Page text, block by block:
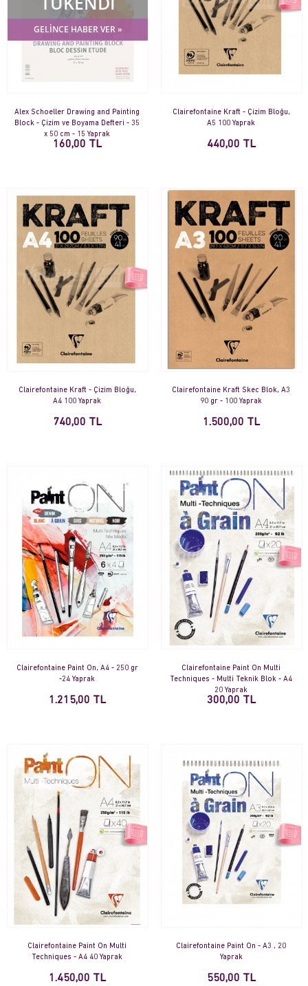
GELİNCE HABER VER »
Alex Schoeller Drawing and Painting
Block - Çizim ve Boyama Defteri - 35
x 50 cm - 15 Yaprak
160,00 TL
Clairefontaine Kraft - Çizim Bloğu,
A5 100 Yaprak
440,00 TL
Clairefontaine Kraft - Çizim Bloğu,
A4 100 Yaprak
740,00 TL
Clairefontaine Kraft Skec Blok, A3
90 gr - 100 Yaprak
1.500,00 TL
Clairefontaine Paint On, A4 - 250 gr
-24 Yaprak
1.215,00 TL
Clairefontaine Paint On Multi
Techniques - Multi Teknik Blok - A4
20 Yaprak
300,00 TL
Clairefontaine Paint On Multi
Techniques - A4 40 Yaprak
1.450,00 TL
Clairefontaine Paint On - A3 , 20
Yaprak
550,00 TL